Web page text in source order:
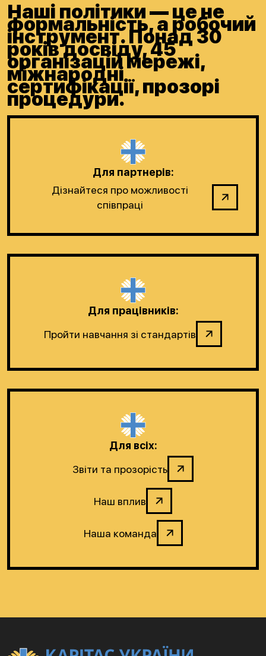
Наші політики — це не
формальність, а робочий
інструмент. Понад 30
років досвіду, 45
організацій мережі,
міжнародні
сертифікації, прозорі
процедури.
Для партнерів:
Дізнайтеся про можливості
співпраці
Для працівників:
Пройти навчання зі стандартів
Для всіх:
Звіти та прозорість
Наш вплив
Наша команда